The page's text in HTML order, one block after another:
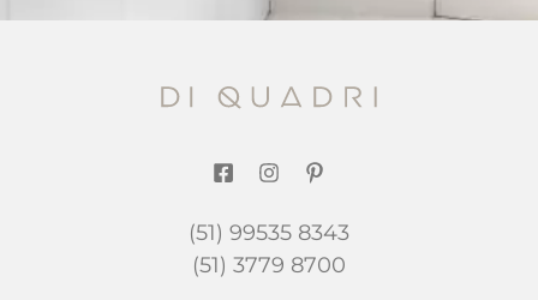
(51) 99535 8343
(51) 3779 8700